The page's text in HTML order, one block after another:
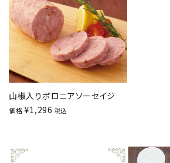
山椒入りボロニアソーセイジ
価格 ¥1,296 税込